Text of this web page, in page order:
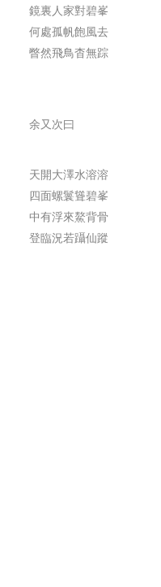
鏡裏人家對碧峯
何處孤帆飽風去
瞥然飛鳥杳無踪
余又次曰
天開大澤水溶溶
四面螺鬟聳碧峯
中有浮來鰲背骨
登臨況若躡仙蹤